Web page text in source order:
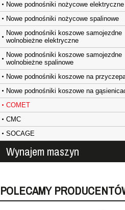
Nowe podnośniki nożycowe elektryczne
Nowe podnośniki nożycowe spalinowe
Nowe podnośniki koszowe samojezdne
wolnobieżne elektryczne
Nowe podnośniki koszowe samojezdne
wolnobieżne spalinowe
Nowe podnośniki koszowe na
Nowe podnośniki koszowe na
COMET
CMC
SOCAGE
Wynajem maszyn
POLECAMY